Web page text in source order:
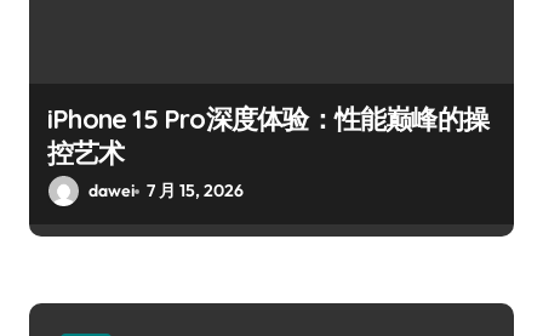
iPhone 15 Pro深度体验：性能巅峰的操
控艺术
dawei 7 月 15, 2026